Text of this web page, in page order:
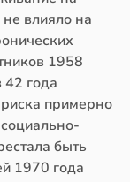
влияло на
1958
года
примерно
быть
1970 года